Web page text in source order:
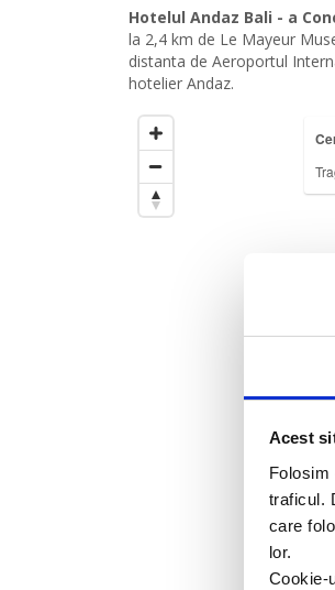
Acest
Folosim
traficul.
care
lor.
Cookie-
Hotelul Andaz Bali - a
la 2,4 km de Le Mayeur
distanta de Aeroportul
hotelier Andaz.